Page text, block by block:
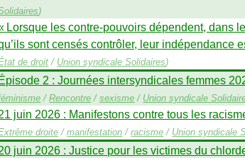
)
Lorsque les contre-pouvoirs dépendent, dans
sont censés contrôler, leur indépendance
de droit / Union syndicale Solidaires)
2 : Journées intersyndicales femmes
/Rencontre /sexisme / Union syndicale
juin 2026 : Manifestons contre tous les
droite/manifestation /racisme / Union syndicale
juin 2026 : Justice pour les victimes du